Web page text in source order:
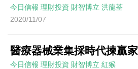
今日信報 理財投資 財智博立 洪龍荃
2020/11/07
醫療器械業集採時代揀贏家
今日信報 理財投資 財智博立 紅猴